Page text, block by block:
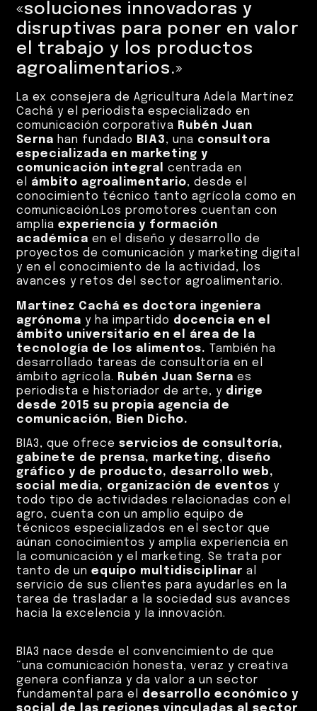
«soluciones innovadoras y
disruptivas para poner en valor
el trabajo y los productos
agroalimentarios.»
La ex consejera de Agricultura Adela Martínez
Cachá y el periodista especializado en
comunicación corporativa Rubén Juan
Serna han fundado BIA3, una consultora
especializada en marketing y
comunicación integralcentrada en
el ámbito agroalimentario, desde el
conocimiento técnico tanto agrícola como en
comunicación.Los promotores cuentan con
ampliaexperiencia y formación
académicaen el diseño y desarrollo de
proyectos de comunicación y marketing digital
y en el conocimiento de la actividad, los
avances y retos del sector agroalimentario.
Martínez Cachá es doctora ingeniera
agrónoma y ha impartido docencia en el
ámbito universitario en el área de la
tecnología de los alimentos.También ha
desarrollado tareas de consultoría en el
ámbito agrícola. Rubén Juan Sernaes
periodista e historiador de arte, y dirige
desde 2015 su propia agencia de
comunicación, Bien Dicho.
BIA3, que ofreceservicios de consultoría,
gabinete de prensa, marketing, diseño
gráfico y de producto, desarrollo web,
social media, organización de eventos y
todo tipo de actividades relacionadas con el
agro, cuenta con un amplio equipo de
técnicos especializados en el sector que
aúnan conocimientos y amplia experiencia en
la comunicación y el marketing. Se trata por
tanto de unequipo multidisciplinaral
servicio de sus clientes para ayudarles en la
tarea de trasladar a la sociedad sus avances
hacia la excelencia y la innovación.
BIA3 nace desde el convencimiento de que
“una comunicación honesta, veraz y creativa
genera confianza y da valor a un sector
fundamental para el desarrollo económico y